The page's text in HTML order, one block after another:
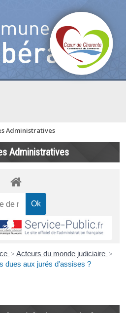
Administratives
Administratives
> Acteurs du monde judiciaire >
dues aux jurés d'assises ?